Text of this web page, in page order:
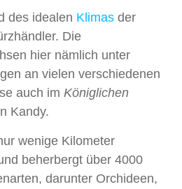
des idealen Klimas der
Die
hier nämlich unter
an vielen verschiedenen
auch im Königlichen
Kandy.
wenige Kilometer
beherbergt über 4000
darunter Orchideen,